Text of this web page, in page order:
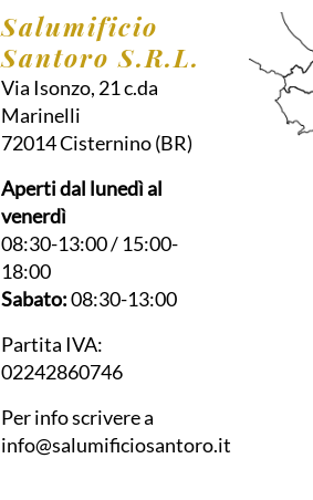
Salumificio
Santoro S.R.L.
Via Isonzo, 21 c.da
Marinelli
72014Cisternino(BR)
Aperti dal lunedì al
venerdì
08:30-13:00 / 15:00-
18:00
Sabato:08:30-13:00
Partita IVA:
02242860746
Per info scrivere a
info@salumificiosantoro.it